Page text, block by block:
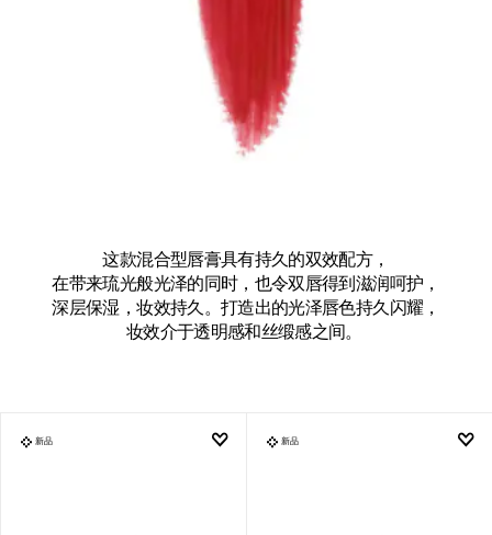
这款混合型唇膏具有持久的双效配方，
在带来琉光般光泽的同时，也令双唇得到滋润呵护，
深层保湿，妆效持久。打造出的光泽唇色持久闪耀，
妆效介于透明感和丝缎感之间。
新品 新品